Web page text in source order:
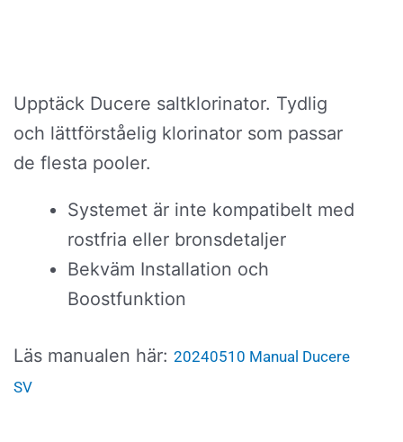
18
900,00 kr.
Upptäck Ducere saltklorinator. Tydlig
och lättförståelig klorinator som passar
de flesta pooler.
Systemet är inte kompatibelt med
rostfria eller bronsdetaljer
Bekväm Installation och
Boostfunktion
Läs manualen här: 20240510 Manual Ducere
SV